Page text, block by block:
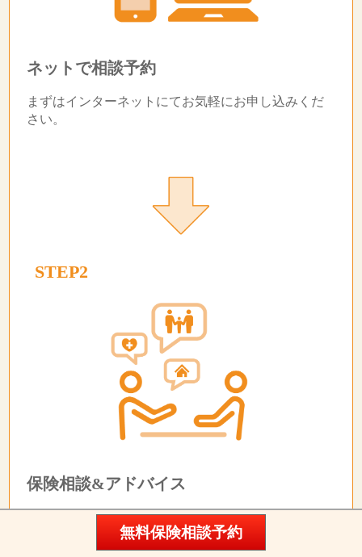
ネットで相談予約
まずはインターネットにてお気軽にお申し込みくだ
さい。
STEP2
保険相談&アドバイス
ご加入中の保険診断とアドバイスをいたします。保
険や家計に関する悩み・疑問・ご要望があれば何で
も聞いてください。
無料保険相談予約